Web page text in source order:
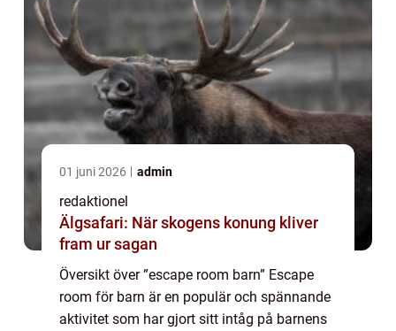
01 juni 2026 admin
redaktionel
Älgsafari: När skogens konung kliver
fram ur sagan
Översikt över ”escape room barn” Escape
room för barn är en populär och spännande
aktivitet som har gjort sitt intåg på barnens